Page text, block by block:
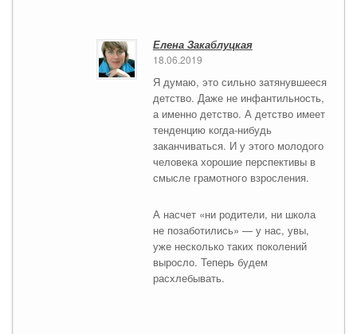
Елена Закаблуцкая
18.06.2019
Я думаю, это сильно затянувшееся
детство. Даже не инфантильность,
а именно детство. А детство имеет
тенденцию когда-нибудь
заканчиваться. И у этого молодого
человека хорошие перспективы в
смысле грамотного взросления.
А насчет «ни родители, ни школа
не позаботились» — у нас, увы,
уже несколько таких поколений
выросло. Теперь будем
расхлебывать.